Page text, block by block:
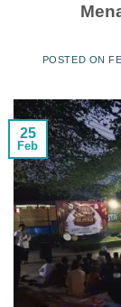
POSTED ON
25
Feb